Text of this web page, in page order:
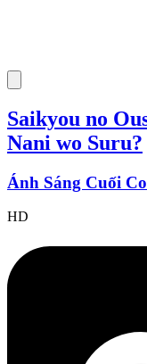
Saikyou no
Nani wo Suru?
Ánh Sáng Cuối
HD